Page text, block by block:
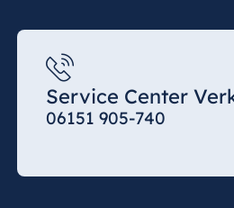
Service Center
06151 905-740